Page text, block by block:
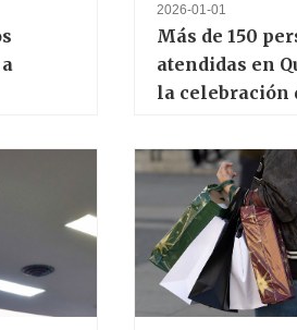
2026-01-01
Más de 150
atendidas en
la celebración